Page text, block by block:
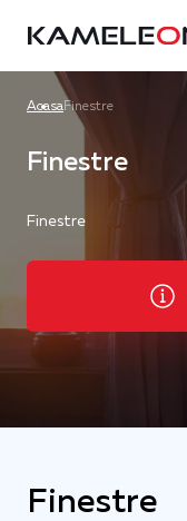
AcasaFinestre
Finestre
Finestre
Finestre